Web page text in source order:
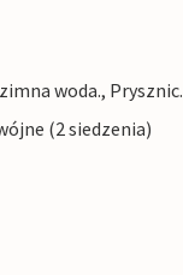
woda., Prysznic.
(2 siedzenia)